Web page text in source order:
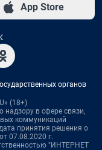
App Store
органов
(18+)
надзору в сфере связи,
коммуникаций
принятия решения о
07.08.2020 г.
"ИНТЕРНЕТ